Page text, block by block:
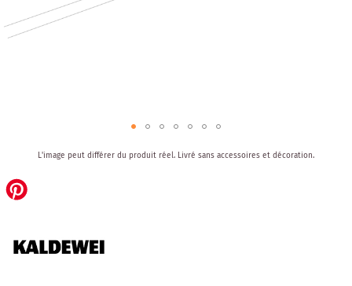
the
beginning
images
gallery
L'image peut différer du produit réel. Livré sans accessoires et décoration.